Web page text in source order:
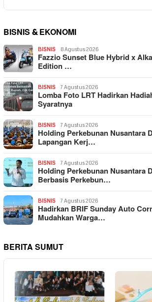
BISNIS & EKONOMI
BISNIS 8 Agustus 2026
Fazzio Sunset Blue Hybrid x
Edition …
BISNIS 7 Agustus 2026
Lomba Foto LRT Hadirkan
Syaratnya
BISNIS 7 Agustus 2026
Holding Perkebunan Nusantara
Lapangan Kerj…
BISNIS 7 Agustus 2026
Holding Perkebunan Nusantara
Berbasis Perkebun…
BISNIS 7 Agustus 2026
Hadirkan BRIF Sunday Auto
Mudahkan Warga…
BERITA SUMUT